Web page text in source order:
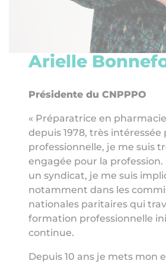
Arielle
Présidente du CNPPPO
« Préparatrice en
depuis 1978, très intéressée
professionnelle, je me suis
engagée pour la
un syndicat, je me suis
notamment dans les
nationales paritaires qui
formation professionnelle
continue.
Depuis 10 ans je mets mon